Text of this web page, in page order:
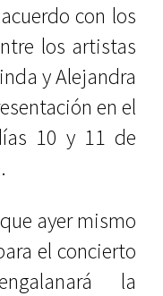
con los
los artistas
y Alejandra
en el
10 y 11 de
ayer mismo
el concierto
la